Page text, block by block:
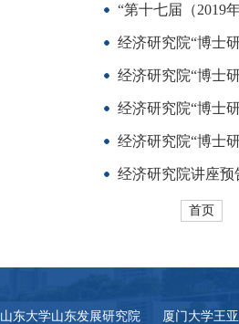
“第十七届（2019
经济研究院“博士
经济研究院“博士
经济研究院“博士
经济研究院“博士
经济研究院讲座预
首页
山东大学山东发展研究院 厦门大学王